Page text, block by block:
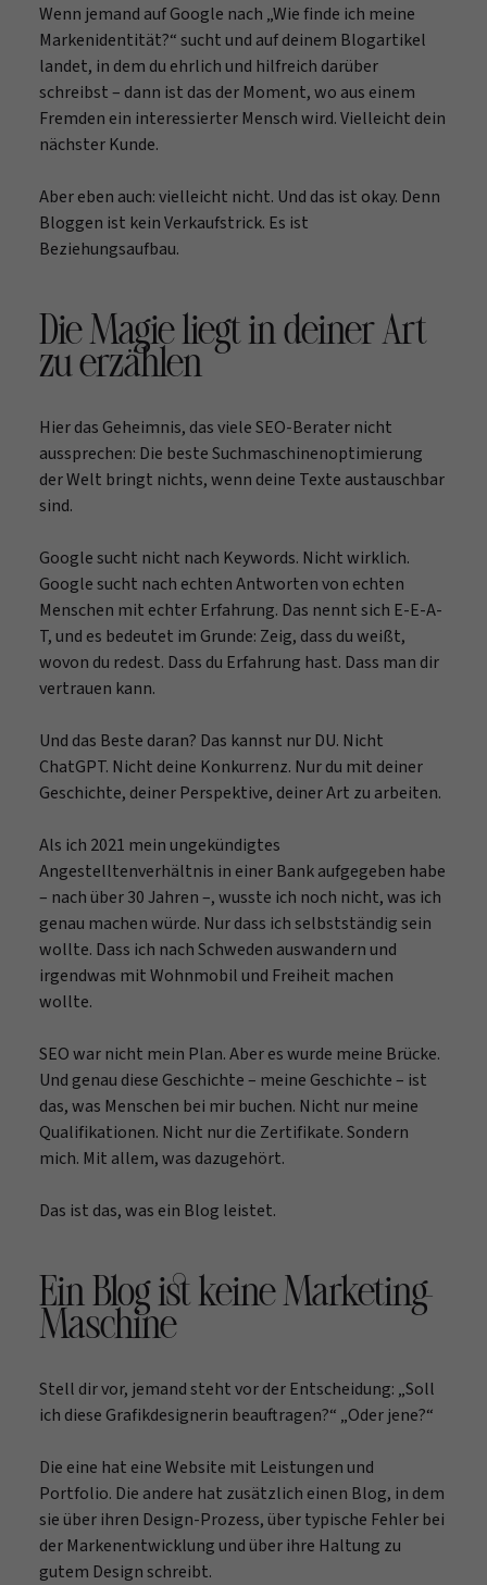
Wenn jemand auf Google nach „Wie finde ich meine
Markenidentität?“ sucht und auf deinem Blogartikel
landet, in dem du ehrlich und hilfreich darüber
schreibst – dann ist das der Moment, wo aus einem
Fremden ein interessierter Mensch wird. Vielleicht dein
nächster Kunde.
Aber eben auch: vielleicht nicht. Und das ist okay. Denn
Bloggen ist kein Verkaufstrick. Es ist
Beziehungsaufbau.
Die Magie liegt in deiner Art
zu erzählen
Hier das Geheimnis, das viele SEO-Berater nicht
aussprechen: Die beste Suchmaschinenoptimierung
der Welt bringt nichts, wenn deine Texte austauschbar
sind.
Google sucht nicht nach Keywords. Nicht wirklich.
Google sucht nach echten Antworten von echten
Menschen mit echter Erfahrung. Das nennt sich E-E-A-
T, und es bedeutet im Grunde: Zeig, dass du weißt,
wovon du redest. Dass du Erfahrung hast. Dass man dir
vertrauen kann.
Und das Beste daran? Das kannst nur DU. Nicht
ChatGPT. Nicht deine Konkurrenz. Nur du mit deiner
Geschichte, deiner Perspektive, deiner Art zu arbeiten.
Als ich 2021 mein ungekündigtes
Angestelltenverhältnis in einer Bank aufgegeben habe
– nach über 30 Jahren –, wusste ich noch nicht, was ich
genau machen würde. Nur dass ich selbstständig sein
wollte. Dass ich nach Schweden auswandern und
irgendwas mit Wohnmobil und Freiheit machen
wollte.
SEO war nicht mein Plan. Aber es wurde meine Brücke.
Und genau diese Geschichte – meine Geschichte – ist
das, was Menschen bei mir buchen. Nicht nur meine
Qualifikationen. Nicht nur die Zertifikate. Sondern
mich. Mit allem, was dazugehört.
Das ist das, was ein Blog leistet.
Ein Blog ist keine Marketing-
Maschine
Stell dir vor, jemand steht vor der Entscheidung: „Soll
ich diese Grafikdesignerin beauftragen?“ „Oder jene?“
Die eine hat eine Website mit Leistungen und
Portfolio. Die andere hat zusätzlich einen Blog, in dem
sie über ihren Design-Prozess, über typische Fehler bei
der Markenentwicklung und über ihre Haltung zu
gutem Design schreibt.